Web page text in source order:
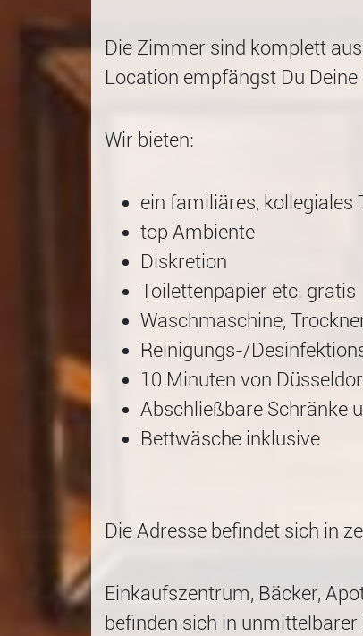
Die Zimmer sind komplett
Location empfängst Du Deine
Wir bieten:
ein familiäres, kollegiales
top Ambiente
Diskretion
Toilettenpapier etc. gratis
Waschmaschine,
Reinigungs-/
10 Minuten von
Abschließbare Schränke
Bettwäsche inklusive
Die Adresse befindet sich in
Einkaufszentrum, Bäcker,
befinden sich in unmittelbarer